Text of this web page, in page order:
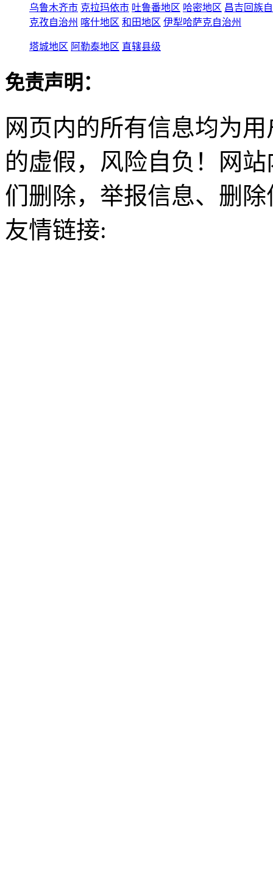
乌鲁木齐市 克拉玛依市 吐鲁番地区 哈密地区 昌吉回族
克孜自治州 喀什地区 和田地区 伊犁哈萨克自治州
塔城地区 阿勒泰地区 直辖县级
免责声明：
网页内的所有信息均为
的虚假，风险自负！网
们删除，举报信息、删
友情链接: